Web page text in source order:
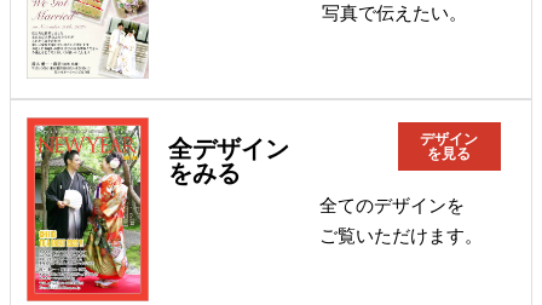
写真で伝えたい。
全デザイン
をみる
デザイン
を見る
全てのデザインを
ご覧いただけます。